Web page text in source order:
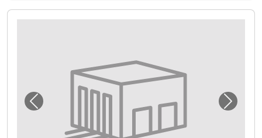
Vorheriges Bild für "Lagerbox in Graz zu